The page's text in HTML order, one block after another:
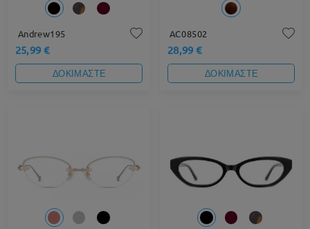
Andrew195
25,99 €
ΔΟΚΙΜΑΣΤΕ
AC08502
28,99 €
ΔΟΚΙΜΑΣΤΕ